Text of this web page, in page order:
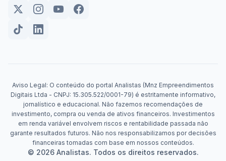
Aviso Legal: O conteúdo do portal Analistas (Mnz Empreendimentos
Digitais Ltda - CNPJ: 15.305.522/0001-79) é estritamente informativo,
jornalístico e educacional. Não fazemos recomendações de
investimento, compra ou venda de ativos financeiros. Investimentos
em renda variável envolvem riscos e rentabilidade passada não
garante resultados futuros. Não nos responsabilizamos por decisões
financeiras tomadas com base em nossos conteúdos.
© 2026 Analistas. Todos os direitos reservados.